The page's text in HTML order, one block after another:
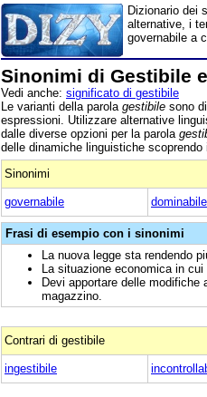
Dizionario dei
alternative, i
governabile a
Sinonimi di Gestibile
Vedi anche: significato di gestibile
Le varianti della parola gestibile sono
espressioni. Utilizzare alternative
dalle diverse opzioni per la parola
delle dinamiche linguistiche scoprendo
Sinonimi
governabile dominabile
Frasi di esempio con i sinonimi
La nuova legge sta rendendo
La situazione economica in
Devi apportare delle modifiche
magazzino.
Contrari di gestibile
ingestibile